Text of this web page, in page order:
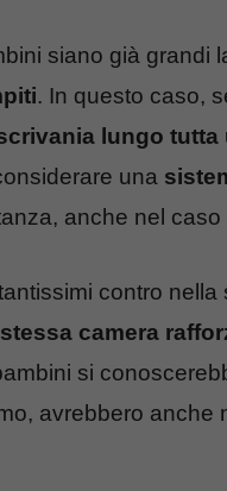
siano già grandi
. In questo caso,
lungo tutta
una
anche nel caso
contro
camera
si
avrebbero anche